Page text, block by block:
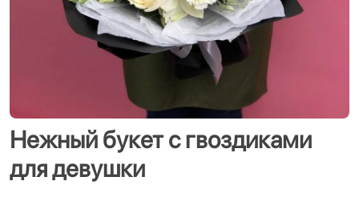
Нежный букет с гвоздиками
для девушки